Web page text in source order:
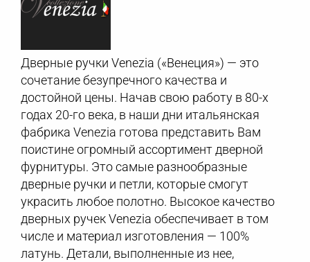
Дверные ручки Venezia («Венеция») — это
сочетание безупречного качества и
достойной цены. Начав свою работу в 80-х
годах 20-го века, в наши дни итальянская
фабрика Venezia готова представить Вам
поистине огромный ассортимент дверной
фурнитуры. Это самые разнообразные
дверные ручки и петли, которые смогут
украсить любое полотно. Высокое качество
дверных ручек Venezia обеспечивает в том
числе и материал изготовления — 100%
латунь. Детали, выполненные из нее,